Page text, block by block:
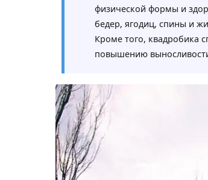
физической формы и
бедер, ягодиц, спины и
Кроме того, квадробика
повышению